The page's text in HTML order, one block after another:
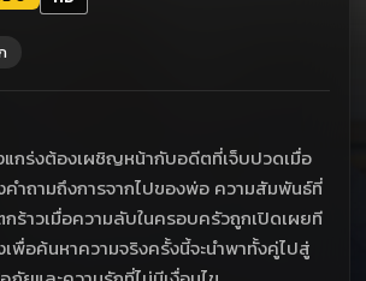
แกร่งต้องเผชิญหน้ากับอดีตที่เจ็บปวดเมื่อ
คำถามถึงการจากไปของพ่อ ความสัมพันธ์ที่
ร้าวเมื่อความลับในครอบครัวถูกเปิดเผยที
เพื่อค้นหาความจริงครั้งนี้จะนำพาทั้งคู่ไปสู่